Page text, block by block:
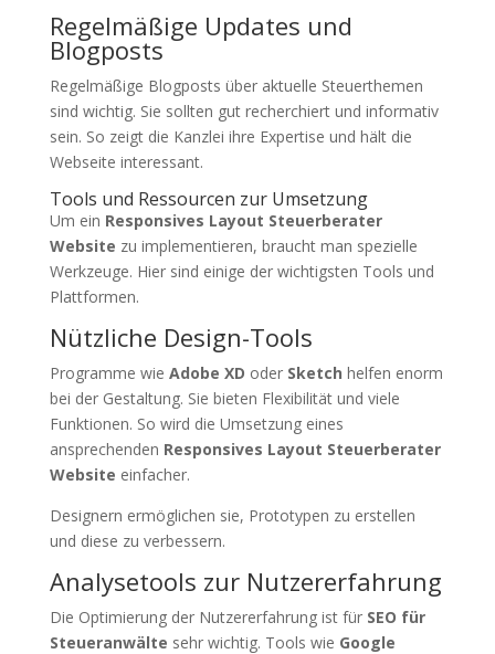
Regelmäßige Updates und
Blogposts
Regelmäßige Blogposts über aktuelle Steuerthemen
sind wichtig. Sie sollten gut recherchiert und informativ
sein. So zeigt die Kanzlei ihre Expertise und hält die
Webseite interessant.
Tools und Ressourcen zur Umsetzung
Um ein Responsives Layout Steuerberater
Website zu implementieren, braucht man spezielle
Werkzeuge. Hier sind einige der wichtigsten Tools und
Plattformen.
Nützliche Design-Tools
Programme wie Adobe XD oder Sketch helfen enorm
bei der Gestaltung. Sie bieten Flexibilität und viele
Funktionen. So wird die Umsetzung eines
ansprechenden Responsives Layout Steuerberater
Website einfacher.
Designern ermöglichen sie, Prototypen zu erstellen
und diese zu verbessern.
Analysetools zur Nutzererfahrung
Die Optimierung der Nutzererfahrung ist für SEO für
Steueranwälte sehr wichtig. Tools wie Google